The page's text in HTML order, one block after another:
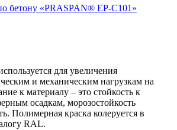
бетону «PRASPAN® EP-C101»
для увеличения
и механическим нагрузкам на
к материалу – это стойкость к
осадкам, морозостойкость
Полимерная краска колеруется в
RAL.